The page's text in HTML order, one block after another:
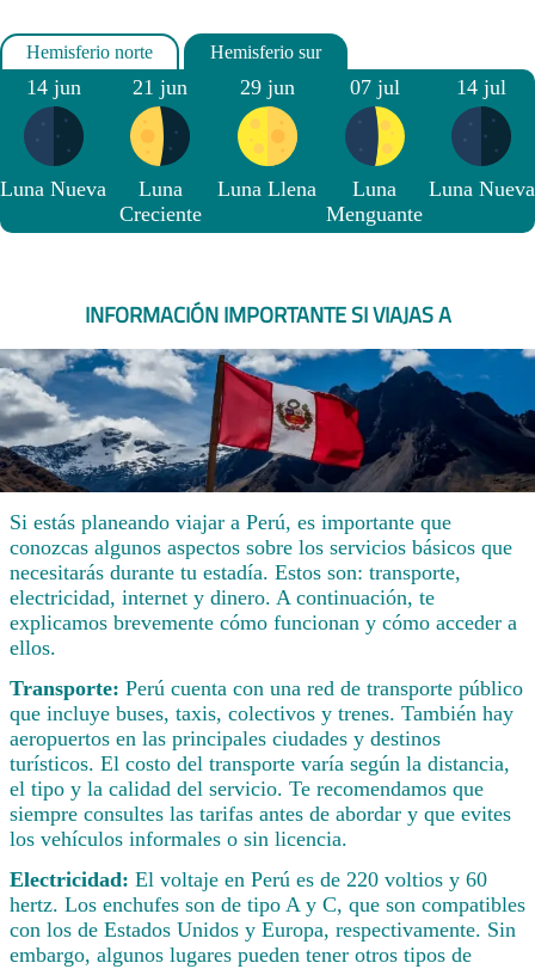
14 jun
Luna Nueva
21 jun
Luna
Creciente
29 jun
Luna Llena
07 jul
Luna
Menguante
14 jul
Luna Nueva
INFORMACIÓN IMPORTANTE SI VIAJAS A
Si estás planeando viajar a Perú, es importante que
conozcas algunos aspectos sobre los servicios básicos que
necesitarás durante tu estadía. Estos son: transporte,
electricidad, internet y dinero. A continuación, te
explicamos brevemente cómo funcionan y cómo acceder a
ellos.
Transporte: Perú cuenta con una red de transporte público
que incluye buses, taxis, colectivos y trenes. También hay
aeropuertos en las principales ciudades y destinos
turísticos. El costo del transporte varía según la distancia,
el tipo y la calidad del servicio. Te recomendamos que
siempre consultes las tarifas antes de abordar y que evites
los vehículos informales o sin licencia.
Electricidad: El voltaje en Perú es de 220 voltios y 60
hertz. Los enchufes son de tipo A y C, que son compatibles
con los de Estados Unidos y Europa, respectivamente. Sin
embargo, algunos lugares pueden tener otros tipos de